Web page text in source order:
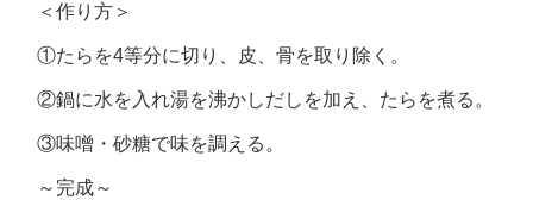
＜作り方＞
①たらを4等分に切り、皮、骨を取り除く。
②鍋に水を入れ湯を沸かしだしを加え、たらを煮る。
③味噌・砂糖で味を調える。
～完成～